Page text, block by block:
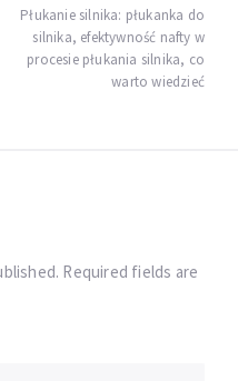
Płukanie silnika: płukanka do
silnika, efektywność nafty w
procesie płukania silnika, co
warto wiedzieć
Required fields are